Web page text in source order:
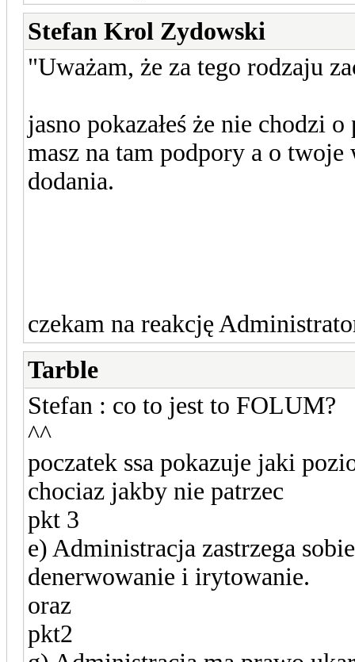
Stefan Krol Zydowski
"Uważam, że za tego rodzaju
jasno pokazałeś że nie chodzi
masz na tam podpory a o
dodania.
czekam na reakcję
Tarble
Stefan : co to jest to FOLUM?
^^
poczatek ssa pokazuje jaki
chociaz jakby nie patrzec
pkt 3
e) Administracja zastrzega
denerwowanie i irytowanie.
oraz
pkt2